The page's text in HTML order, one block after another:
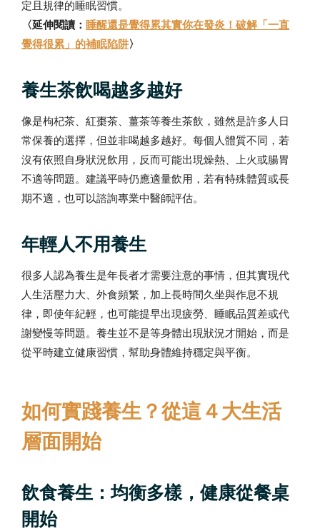
定且規律的睡眠習慣。
〈延伸閱讀： 睡醒還是覺得累其實你在發炎！破解「一直
覺得很累」的補眠陷阱〉
養生茶飲喝越多越好
像是枸杞茶、紅棗茶、薑茶等養生茶飲，雖然是許多人日
常保養的選擇，但並非喝越多越好。每個人體質不同，若
沒有依照自身狀況飲用，反而可能出現燥熱、上火或腸胃
不適等問題。建議平時仍應適量飲用，若有特殊體質或長
期不適，也可以諮詢專業中醫師評估。
年輕人不用養生
很多人認為養生是年長者才需要注意的事情，但其實現代
人生活壓力大、外食頻繁，加上長時間久坐與作息不規
律，即使年紀輕，也可能提早出現疲勞、睡眠品質差或代
謝變慢等問題。養生並不是等身體出現狀況才開始，而是
從平時建立健康習慣，幫助身體維持穩定與平衡。
如何實踐養生？從這４大生活
層面開始
飲食養生：均衡多樣，健康從餐桌
開始